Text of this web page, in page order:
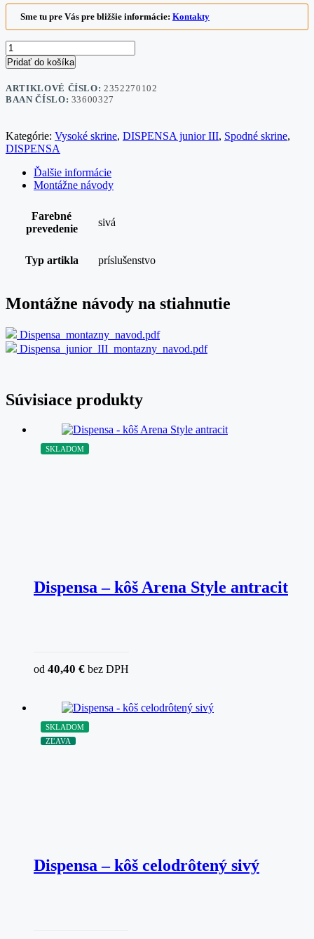
Sme tu pre Vás pre bližšie informácie: Kontakty
Pridať do košíka
ARTIKLOVÉ ČÍSLO: 2352270102
BAAN ČÍSLO: 33600327
Kategórie: Vysoké skrine, DISPENSA junior III, Spodné skrine,
DISPENSA
Ďalšie informácie
Montážne návody
Farebné
prevedenie
sivá
Typ artikla príslušenstvo
Montážne návody na stiahnutie
Dispensa_montazny_navod.pdf
Dispensa_junior_III_montazny_navod.pdf
Súvisiace produkty
SKLADOM
Dispensa – kôš Arena Style antracit
od 40,40 € bez DPH
SKLADOM
ZĽAVA
Dispensa – kôš celodrôtený sivý